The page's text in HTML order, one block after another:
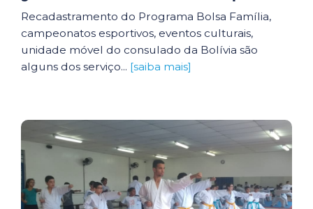
Recadastramento do Programa Bolsa Família,
campeonatos esportivos, eventos culturais,
unidade móvel do consulado da Bolívia são
alguns dos serviço... [saiba mais]